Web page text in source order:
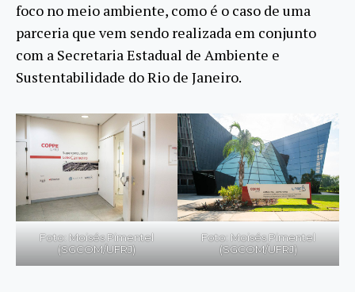
foco no meio ambiente, como é o caso de uma
parceria que vem sendo realizada em conjunto
com a Secretaria Estadual de Ambiente e
Sustentabilidade do Rio de Janeiro.
Foto: Moisés Pimentel
(SGCOM/UFRJ)
Foto: Moisés Pimentel
(SGCOM/UFRJ)